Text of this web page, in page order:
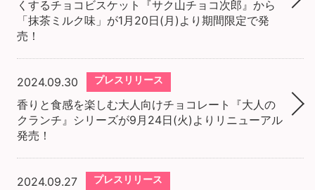
くするチョコビスケット『サク山チョコ次郎』から
「抹茶ミルク味」が1月20日(月)より期間限定で発
売！
2024.09.30 プレスリリース
香りと食感を楽しむ大人向けチョコレート『大人の
クランチ』シリーズが9月24日(火)よりリニューアル
発売！
2024.09.27 プレスリリース